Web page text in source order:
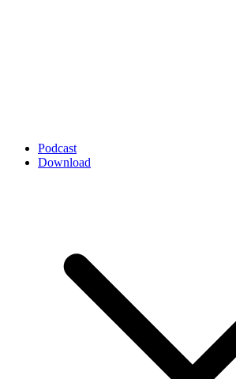
Podcast
Download